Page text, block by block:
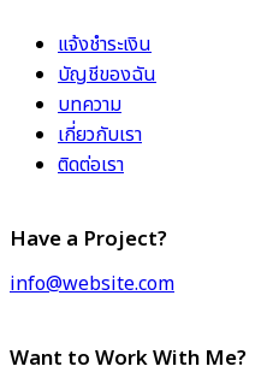
แจ้งชำระเงิน
บัญชีของฉัน
บทความ
เกี่ยวกับเรา
ติดต่อเรา
Have a Project?
info@website.com
Want to Work With Me?